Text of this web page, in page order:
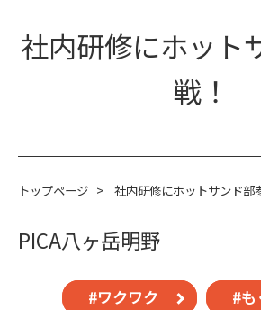
社内研修にホット
戦！
トップページ > 社内研修にホットサンド部
PICA八ヶ岳明野
#ワクワク #も